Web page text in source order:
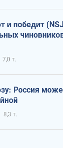
и победит
7,0 т.
Россия
8,3 т.